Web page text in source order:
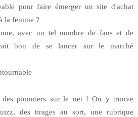
pour faire émerger un site d'achat
la femme ?
avec un tel nombre de fans et de
bon de se lancer sur le marché
des pionniers sur le net ! On y trouve
des tirages au sort, une rubrique